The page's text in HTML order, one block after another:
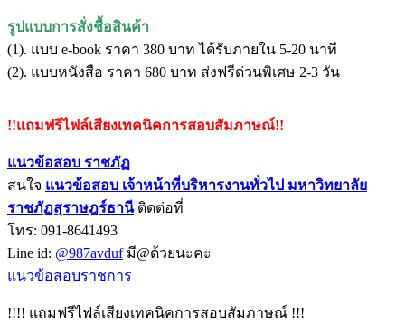
รูปแบบการสั่งชื้อสินค้า
(1). แบบ e-book ราคา 380 บาท ได้รับภายใน 5-20 นาที
(2). แบบหนังสือ ราคา 680 บาท ส่งฟรีด่วนพิเศษ 2-3 วัน
!!แถมฟรีไฟล์เสียงเทคนิคการสอบสัมภาษณ์!!
แนวข้อสอบ ราชภัฏ
สนใจ แนวข้อสอบ เจ้าหน้าที่บริหารงานทั่วไป มหาวิทยาลัย
ราชภัฏสุราษฎร์ธานีติดต่อที่
โทร: 091-8641493
Line id: @987avdufมี@ด้วยนะคะ
แนวข้อสอบราชการ
!!!! แถมฟรีไฟล์เสียงเทคนิคการสอบสัมภาษณ์ !!!